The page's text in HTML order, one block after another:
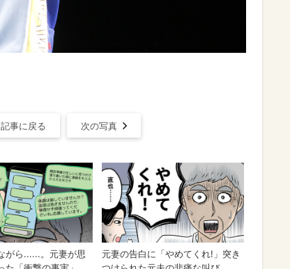
記事に戻る 次の写真